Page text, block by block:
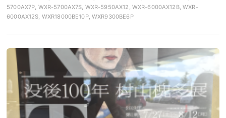
5700AX7P, WXR-5700AX7S, WXR-5950AX12, WXR-6000AX12B, WXR-
6000AX12S, WXR18000BE10P, WXR9300BE6P